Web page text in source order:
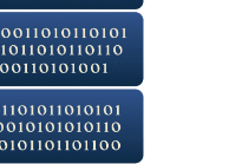
za filtriranje